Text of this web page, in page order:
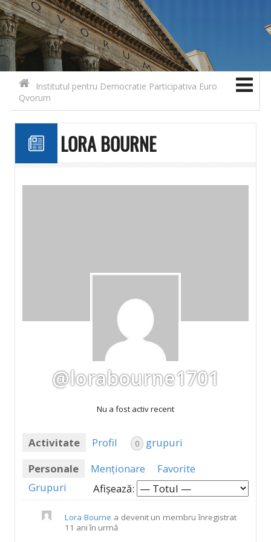
Contact Search for:
Skip to content
Institutul pentru Democratie Participativa Euro
Qvorum
LORA BOURNE
@lorabourne1701
Nu a fost activ recent
Activitate Profil 0 grupuri
Personale
Menționare
Favorite
Grupuri
Afișează:
Lora Bourne a devenit un membru înregistrat
11 ani în urmă